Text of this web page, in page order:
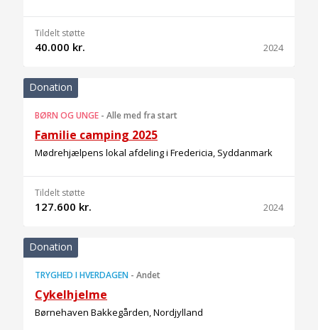
Tildelt støtte
40.000 kr. 2024
Donation
BØRN OG UNGE - Alle med fra start
Familie camping 2025
Mødrehjælpens lokal afdeling i Fredericia, Syddanmark
Tildelt støtte
127.600 kr. 2024
Donation
TRYGHED I HVERDAGEN - Andet
Cykelhjelme
Børnehaven Bakkegården, Nordjylland